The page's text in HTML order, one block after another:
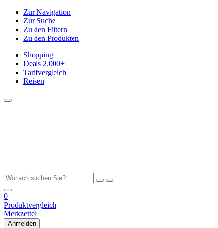
Zur Navigation
Zur Suche
Zu den Filtern
Zu den Produkten
Shopping
Deals 2.000+
Tarifvergleich
Reisen
0
Produktvergleich
Merkzettel
Anmelden